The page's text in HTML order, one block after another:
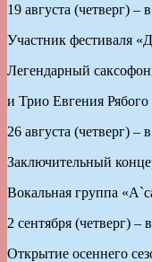
19 августа (четверг) –
Участник фестиваля
Легендарный
и Трио Евгения Рябого
26 августа (четверг) –
Заключительный
Вокальная группа
2 сентября (четверг) –
Открытие осеннего